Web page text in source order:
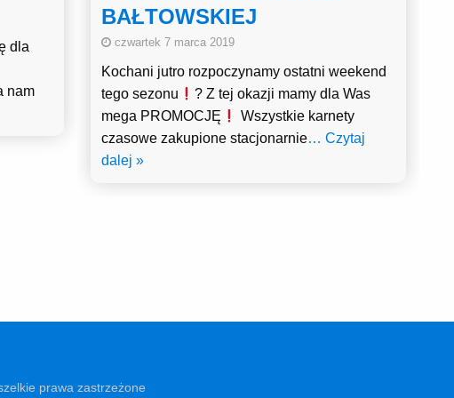
dla
nam
BAŁTOWSKIEJ
czwartek 7 marca 2019
Kochani jutro rozpoczynamy ostatni weekend
tego sezonu
? Z tej okazji mamy dla Was
mega PROMOCJĘ
Wszystkie karnety
czasowe zakupione stacjonarnie… Czytaj
dalej »
prawa zastrzeżone